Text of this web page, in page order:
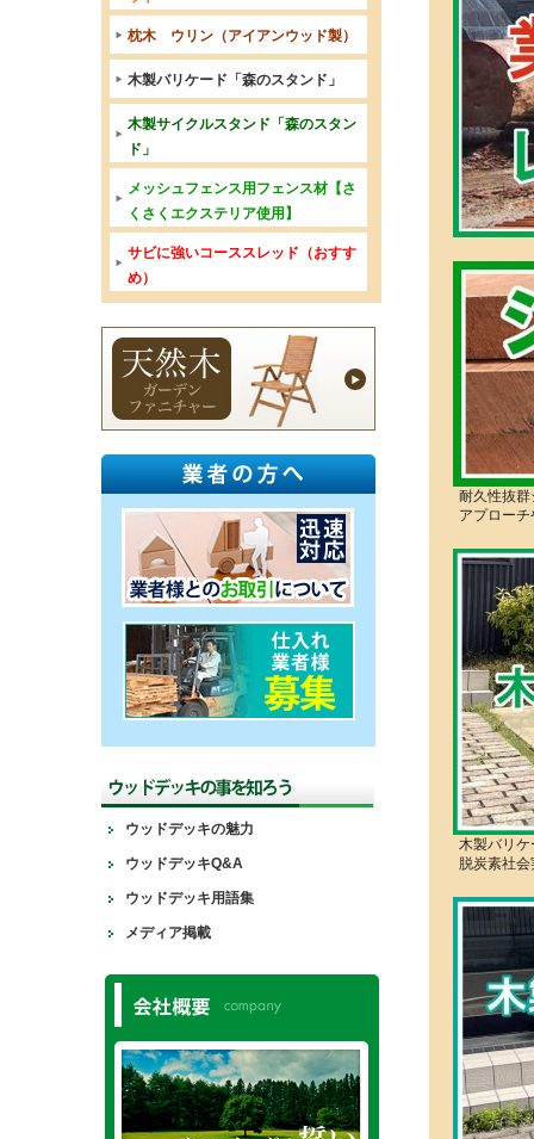
耐久性抜
アプロー
木製バリ
脱炭素社
枕木 ウリン（アイアンウッド製）
木製バリケード「森のスタンド」
木製サイクルスタンド「森のスタン
ド」
メッシュフェンス用フェンス材【さ
くさくエクステリア使用】
サビに強いコーススレッド（おすす
め）
ウッドデッキの魅力
ウッドデッキQ&A
ウッドデッキ用語集
メディア掲載